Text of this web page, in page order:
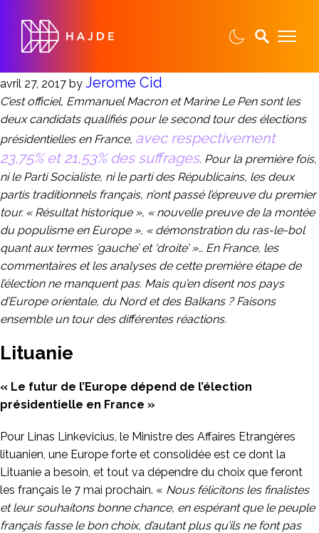
avril 27, 2017 by Jerome Cid
C’est officiel, Emmanuel Macron et Marine Le Pen sont les
deux candidats qualifiés pour le second tour des élections
présidentielles en France, avec respectivement
23,75% et 21,53% des suffrages. Pour la première fois,
ni le Parti Socialiste, ni le parti des Républicains, les deux
partis traditionnels français, n’ont passé l’épreuve du premier
tour. « Résultat historique », « nouvelle preuve de la montée
du populisme en Europe », « démonstration du ras-le-bol
quant aux termes ‘gauche’ et ‘droite’ »… En France, les
commentaires et les analyses de cette première étape de
l’élection ne manquent pas. Mais qu’en disent nos pays
d’Europe orientale, du Nord et des Balkans ? Faisons
ensemble un tour des différentes réactions.
Lituanie
« Le futur de l’Europe dépend de l’élection
présidentielle en France »
Pour Linas Linkevicius, le Ministre des Affaires Etrangères
lituanien, une Europe forte et consolidée est ce dont la
Lituanie a besoin, et tout va dépendre du choix que feront
les français le 7 mai prochain. « Nous félicitons les finalistes
et leur souhaitons bonne chance, en espérant que le peuple
français fasse le bon choix, d’autant plus qu’ils ne font pas